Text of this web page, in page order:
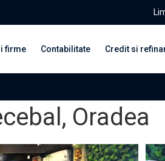
firme Contabilitate Credit si
Oradea